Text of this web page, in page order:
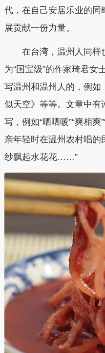
代，在自己安居乐业的同
展贡献一份力量。
在台湾，温州人同样
为“国宝级”的作家琦君女
写温州和温州人的，例如
似天空》等等。文章中有
写，例如“晒晒暖”“爽相
亲年轻时在温州农村唱的
纱飘起水花花……”